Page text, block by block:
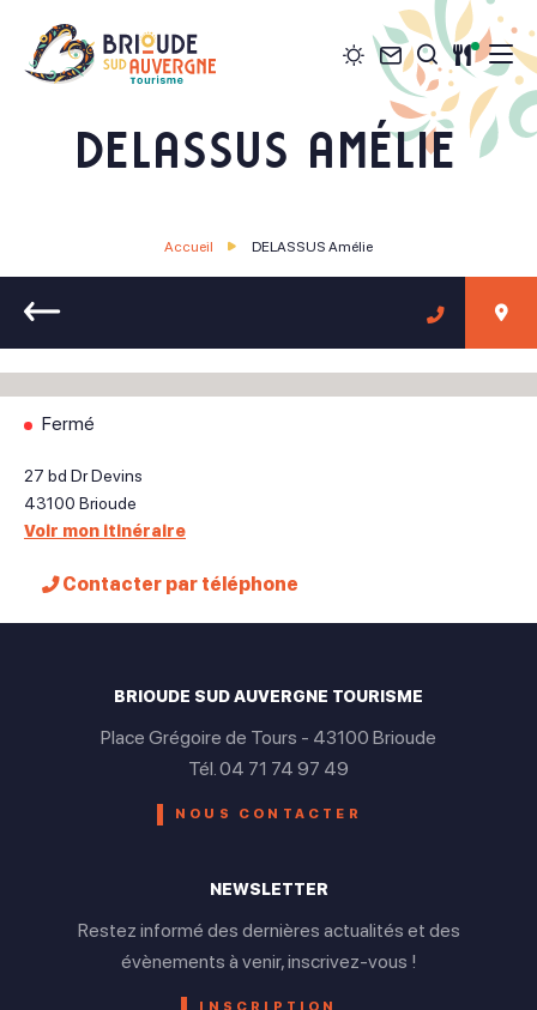
MétéoContact
Je
DELASSUS Amélie
Accueil DELASSUS Amélie
Retour
Fermé
27 bd Dr Devins
43100 Brioude
Voir mon itinéraire
Contacter par téléphone
BRIOUDE SUD AUVERGNE TOURISME
Place Grégoire de Tours - 43100 Brioude
Tél. 04 71 74 97 49
NOUS CONTACTER
NEWSLETTER
Restez informé des dernières actualités et des
évènements à venir, inscrivez-vous !